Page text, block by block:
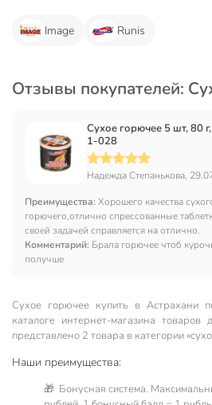
Image Runis
Отзывы покупателей:
Сухое горючее 5 шт, 80
1-028
Надежда Степанькова,
Преимущества: Хорошего качества
горючего,отлично спрессованные
своей задачей справляется на отлично.
Комментарий: Брала горючее чтоб
получше
Сухое горючее купить в Астрахани
каталоге интернет-магазина
представлено 2 товара в категории
Наши преимущества:
🎁 Бонусная система.